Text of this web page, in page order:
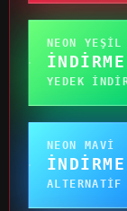
NEON YEŞIL
YEDEK
NEON MAVI